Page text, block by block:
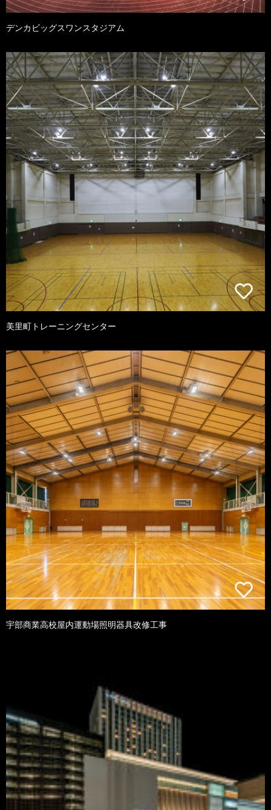
デンカビッグスワンスタジアム
美里町トレーニングセンター
宇部商業高校屋内運動場照明器具改修工事